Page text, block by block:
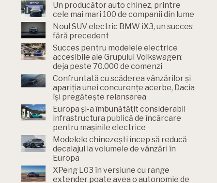
Un producător auto chinez, printre
cele mai mari 100 de companii din lume
Noul SUV electric BMW iX3, un succes
fără precedent
Succes pentru modelele electrice
accesibile ale Grupului Volkswagen:
deja peste 70.000 de comenzi
Confruntată cu scăderea vânzărilor și
apariția unei concurențe acerbe, Dacia
își pregătește relansarea
Europa și-a îmbunătățit considerabil
infrastructura publică de încărcare
pentru mașinile electrice
Modelele chinezești încep să reducă
decalajul la volumele de vânzări în
Europa
XPeng L03 în versiune cu range
extender poate avea o autonomie de